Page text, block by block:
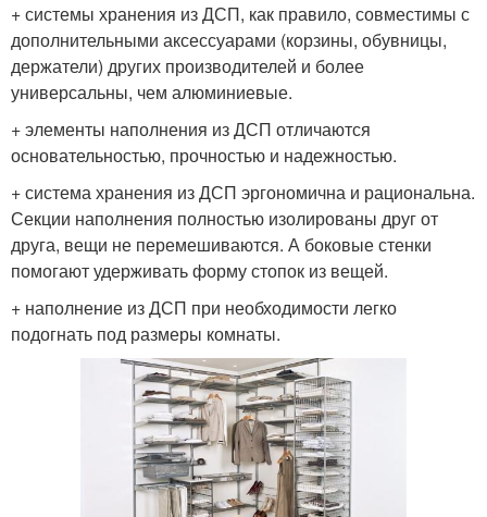
+ системы хранения из ДСП, как правило, совместимы с
дополнительными аксессуарами (корзины, обувницы,
держатели) других производителей и более
универсальны, чем алюминиевые.
+ элементы наполнения из ДСП отличаются
основательностью, прочностью и надежностью.
+ система хранения из ДСП эргономична и рациональна.
Секции наполнения полностью изолированы друг от
друга, вещи не перемешиваются. А боковые стенки
помогают удерживать форму стопок из вещей.
+ наполнение из ДСП при необходимости легко
подогнать под размеры комнаты.